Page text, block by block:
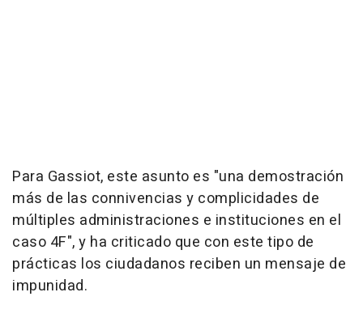
Para Gassiot, este asunto es "una demostración
más de las connivencias y complicidades de
múltiples administraciones e instituciones en el
caso 4F", y ha criticado que con este tipo de
prácticas los ciudadanos reciben un mensaje de
impunidad.